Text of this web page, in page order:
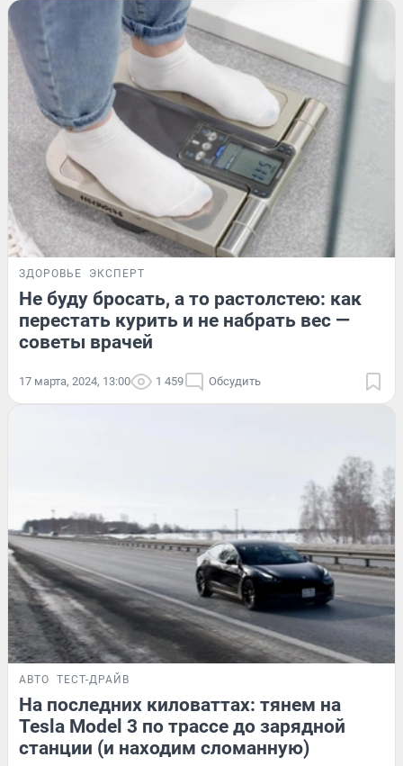
ЗДОРОВЬЕ ЭКСПЕРТ
Не буду бросать, а то растолстею: как
перестать курить и не набрать вес —
советы врачей
17 марта, 2024, 13:00 1 459 Обсудить
АВТО ТЕСТ-ДРАЙВ
На последних киловаттах: тянем на
Tesla Model 3 по трассе до зарядной
станции (и находим сломанную)